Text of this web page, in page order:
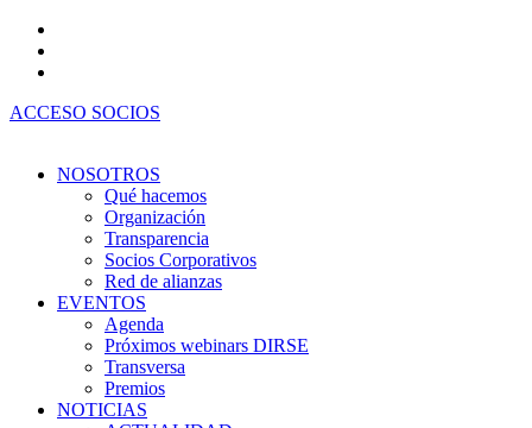
contenido
ACCESO SOCIOS
NOSOTROS
Qué hacemos
Organización
Transparencia
Socios Corporativos
Red de alianzas
EVENTOS
Agenda
Próximos webinars DIRSE
Transversa
Premios
NOTICIAS